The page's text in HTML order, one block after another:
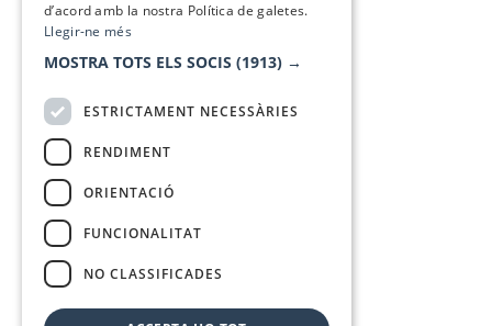
d’acord amb la nostra Política de galetes.
Llegir-ne més
MOSTRA TOTS ELS SOCIS (1913) →
ESTRICTAMENT NECESSÀRIES
RENDIMENT
ORIENTACIÓ
FUNCIONALITAT
NO CLASSIFICADES